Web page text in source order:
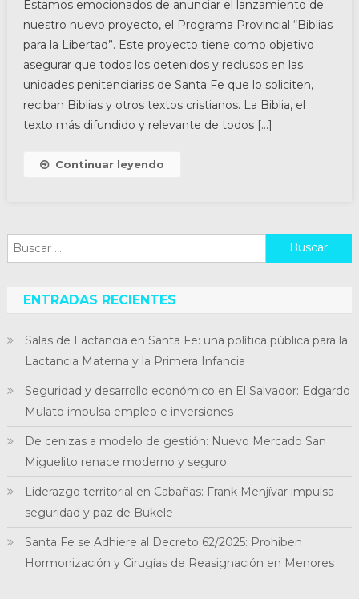
Estamos emocionados de anunciar el lanzamiento de
nuestro nuevo proyecto, el Programa Provincial “Biblias
para la Libertad”. Este proyecto tiene como objetivo
asegurar que todos los detenidos y reclusos en las
unidades penitenciarias de Santa Fe que lo soliciten,
reciban Biblias y otros textos cristianos. La Biblia, el
texto más difundido y relevante de todos […]
Continuar leyendo
Buscar:
ENTRADAS RECIENTES
Salas de Lactancia en Santa Fe: una política pública para la
Lactancia Materna y la Primera Infancia
Seguridad y desarrollo económico en El Salvador: Edgardo
Mulato impulsa empleo e inversiones
De cenizas a modelo de gestión: Nuevo Mercado San
Miguelito renace moderno y seguro
Liderazgo territorial en Cabañas: Frank Menjívar impulsa
seguridad y paz de Bukele
Santa Fe se Adhiere al Decreto 62/2025: Prohiben
Hormonización y Cirugías de Reasignación en Menores